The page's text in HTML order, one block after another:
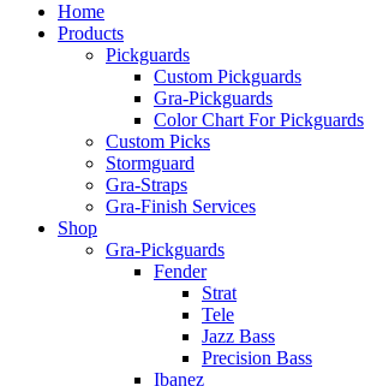
Home
Products
Pickguards
Custom Pickguards
Gra-Pickguards
Color Chart For Pickguards
Custom Picks
Stormguard
Gra-Straps
Gra-Finish Services
Shop
Gra-Pickguards
Fender
Strat
Tele
Jazz Bass
Precision Bass
Ibanez